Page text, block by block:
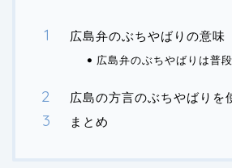
広島弁のぶちやばりの意味
広島弁のぶちやばりは普
広島の方言のぶちやばりを
まとめ